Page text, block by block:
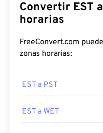
Convertir EST
horarias
FreeConvert.com
zonas horarias:
EST a PST
EST a WET